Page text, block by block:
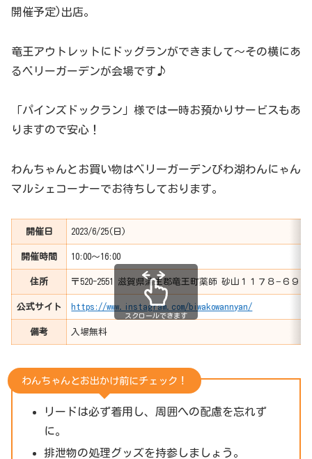
開催予定)出店。
竜王アウトレットにドッグランができまして〜その横にあ
るベリーガーデンが会場です♪
「パインズドックラン」様では一時お預かりサービスもあ
りますので安心！
わんちゃんとお買い物はベリーガーデンびわ湖わんにゃん
マルシェコーナーでお待ちしております。
開催日 2023/6/25(日)
開催時間 10:00～16:00
住所 〒520-2551 滋賀県蒲生郡竜王町薬師 砂山１１７８−６９４
公式サイト https://www.instagram.com/biwakowannyan/
備考 入場無料
スクロールできます
わんちゃんとお出かけ前にチェック！
リードは必ず着用し、周囲への配慮を忘れず
に。
排泄物の処理グッズを持参しましょう。